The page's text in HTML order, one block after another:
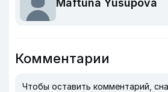
Maftuna Yusupova
Комментарии
Чтобы оставить комментарий,